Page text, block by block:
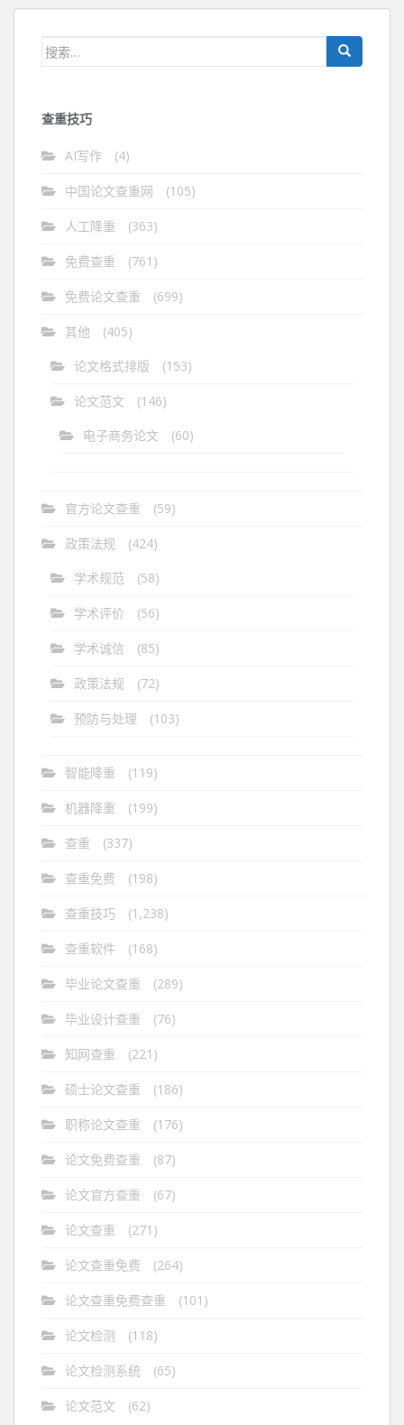
导
搜
查重技巧
AI写作 (4)
中国论文查重网 (105)
人工降重 (363)
免费查重 (761)
免费论文查重 (699)
其他
(405)
论文格式排版
(153)
论文范文
(146)
电子商务论文
(60)
官方论文查重 (59)
政策法规
(424)
学术规范
(58)
学术评价 (56)
学术诚信 (85)
政策法规 (72)
预防与处理 (103)
智能降重 (119)
机器降重 (199)
查重 (337)
查重免费 (198)
查重技巧 (1,238)
查重软件 (168)
毕业论文查重 (289)
毕业设计查重 (76)
知网查重 (221)
硕士论文查重 (186)
职称论文查重 (176)
论文免费查重 (87)
论文官方查重 (67)
论文查重 (271)
论文查重免费 (264)
论文查重免费查重 (101)
论文检测 (118)
论文检测系统 (65)
论文范文
(62)